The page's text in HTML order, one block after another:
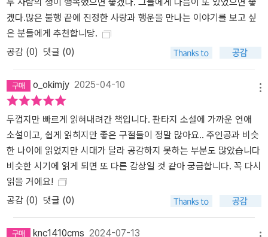
두 사람의 생이 행복했으면 좋겠다. 그들에게 다음이 또 있었으면 좋
겠다.많은 불행 끝에 진정한 사랑과 행운을 만나는 이야기를 보고 싶
은 분들에게 추천합니당.
공감 (0) 댓글 (0)
o_okimjy 2025-04-10
두껍지만 빠르게 읽혀내려간 책입니다. 판타지 소설에 가까운 연애
소설이고, 쉽게 읽히지만 좋은 구절들이 정말 많아요.. 주인공과 비슷
한 나이에 읽었지만 시대가 달라 공감하지 못하는 부분도 많았습니다
비슷한 시기에 읽게 되면 또 다른 감상일 것 같아 궁금합니다. 꼭 다시
읽을 거에요!
공감 (0) 댓글 (0)
knc1410cms 2024-07-13